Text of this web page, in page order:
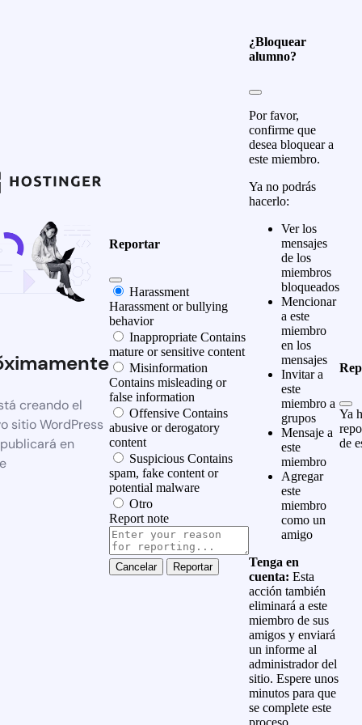
creando el
sitio WordPress
en
Reportar
Harassment
Harassment or bullying
behavior
Inappropriate Contains
mature or sensitive content
Misinformation
Contains misleading or
false information
Offensive Contains
abusive or derogatory
content
Suspicious Contains
spam, fake content or
potential malware
Otro
Report note
Reportar
¿Bloquear
alumno?
Por favor,
confirme que
desea bloquear a
este miembro.
Ya no podrás
hacerlo:
Ver los
mensajes
de los
miembros
bloqueados
Mencionar
a este
miembro
en los
mensajes
Invitar a
este
miembro a
grupos
Mensaje a
este
miembro
Agregar
este
miembro
como un
amigo
Tenga en
cuenta: Esta
acción también
eliminará a este
miembro de sus
amigos y enviará
un informe al
administrador del
sitio. Espere unos
minutos para que
se complete este
Ya
de